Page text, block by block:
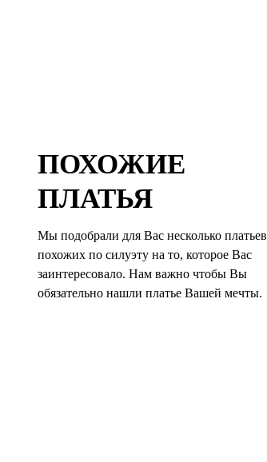
ПОХОЖИЕ
ПЛАТЬЯ
Мы подобрали для Вас несколько платьев
похожих по силуэту на то, которое Вас
заинтересовало. Нам важно чтобы Вы
обязательно нашли платье Вашей мечты.